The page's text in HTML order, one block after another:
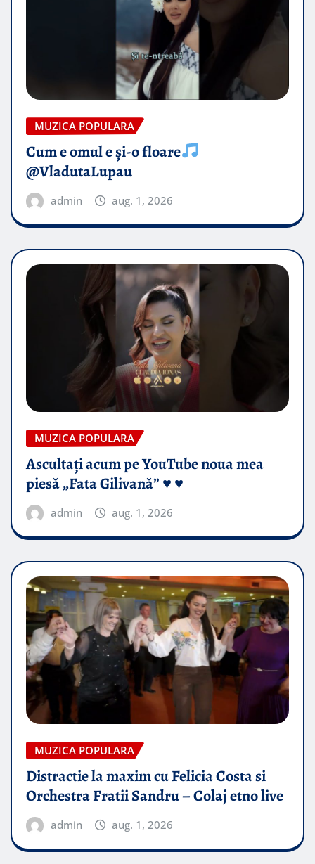
MUZICA POPULARA
Cum e omul e și-o floare
@VladutaLupau
admin aug. 1, 2026
MUZICA POPULARA
Ascultați acum pe YouTube noua mea
piesă „Fata Gilivană” ♥️ ♥️
admin aug. 1, 2026
MUZICA POPULARA
Distractie la maxim cu Felicia Costa si
Orchestra Fratii Sandru – Colaj etno live
admin aug. 1, 2026